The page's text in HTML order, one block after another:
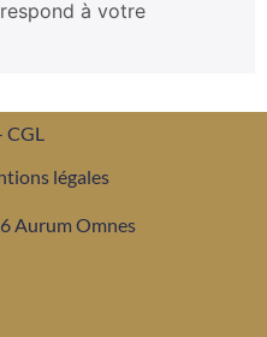
à votre
légales
Aurum Omnes